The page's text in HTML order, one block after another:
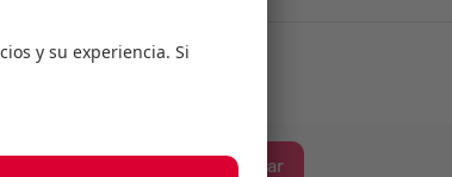
Descargar